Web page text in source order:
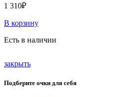
1 310₽
В корзину
Есть в наличии
закрыть
Подберите очки для себя